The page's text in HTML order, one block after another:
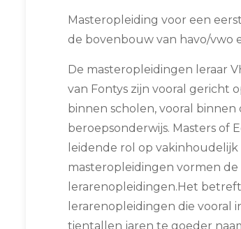
Masteropleiding voor een
de bovenbouw van havo/vwo
De masteropleidingen leraar
van Fontys zijn vooral gericht
binnen scholen, vooral
beroepsonderwijs. Masters of
leidende rol op
masteropleidingen vormen
lerarenopleidingen.Het
lerarenopleidingen die
tientallen jaren te goeder